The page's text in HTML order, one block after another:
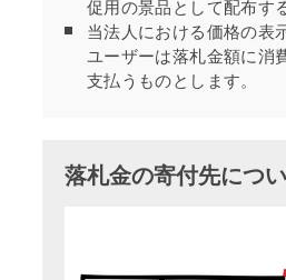
促用の景品として配布す
当法人における価格の表
ユーザーは落札金額に消
支払うものとします。
落札金の寄付先につ